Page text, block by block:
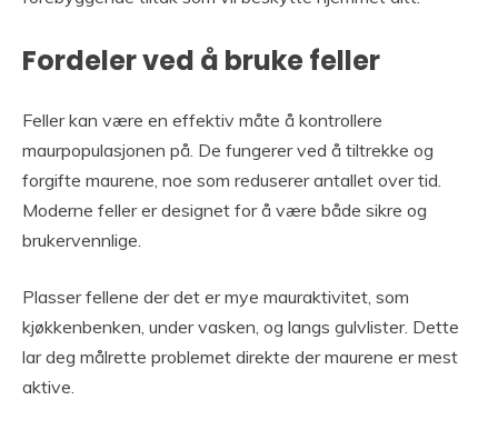
Fordeler ved å bruke feller
Feller kan være en effektiv måte å kontrollere
maurpopulasjonen på. De fungerer ved å tiltrekke og
forgifte maurene, noe som reduserer antallet over tid.
Moderne feller er designet for å være både sikre og
brukervennlige.
Plasser fellene der det er mye mauraktivitet, som
kjøkkenbenken, under vasken, og langs gulvlister. Dette
lar deg målrette problemet direkte der maurene er mest
aktive.